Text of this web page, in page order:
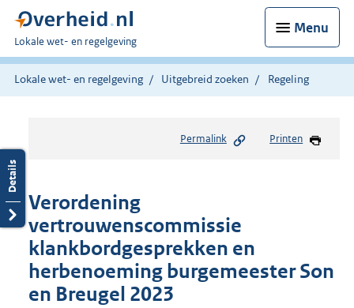
Menu
U
bent
hier:
Lokale wet- en regelgeving
Lokale wet- en regelgeving Uitgebreid zoeken Regeling
Permalink Printen
Verordening
vertrouwenscommissie
klankbordgesprekken en
herbenoeming burgemeester Son
en Breugel 2023